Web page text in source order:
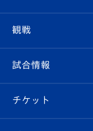
クラブ
試合情報
クラブ概要
エンブレム紹介
観戦
観戦ルール
はじめての観戦
試合情報
試合日程/結果
チケット